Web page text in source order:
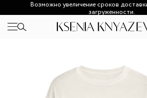
Возможно увеличение сроков
загруженности.